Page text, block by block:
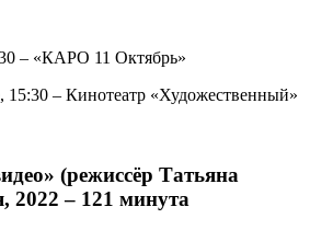
– «КАРО 11 Октябрь»
15:30 – Кинотеатр «Художественный»
(режиссёр Татьяна
2022 – 121 минута